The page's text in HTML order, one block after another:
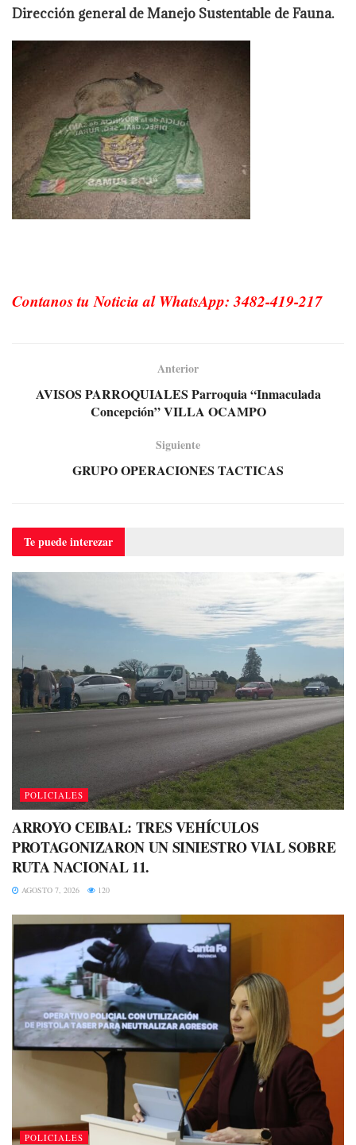
Dirección general de Manejo Sustentable de Fauna.
Contanos tu Noticia al WhatsApp: 3482-419-217
Anterior
AVISOS PARROQUIALES Parroquia “Inmaculada
Concepción” VILLA OCAMPO
Siguiente
GRUPO OPERACIONES TACTICAS
Te puedeinterezar
POLICIALES
ARROYO CEIBAL: TRES VEHÍCULOS
PROTAGONIZARON UN SINIESTRO VIAL SOBRE
RUTA NACIONAL 11.
AGOSTO 7, 2026 120
POLICIALES